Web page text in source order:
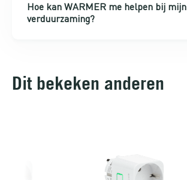
Hoe kan WARMER me helpen bij mijn
verduurzaming?
Dit bekeken anderen